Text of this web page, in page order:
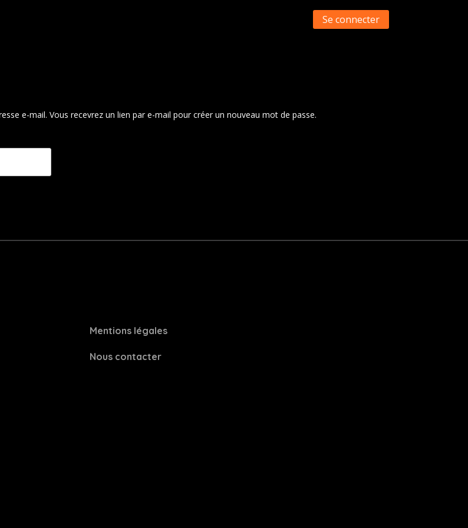
Se connecter
e-mail. Vous recevrez un lien par e-mail pour créer un nouveau mot de passe.
Mentions légales
Nous contacter